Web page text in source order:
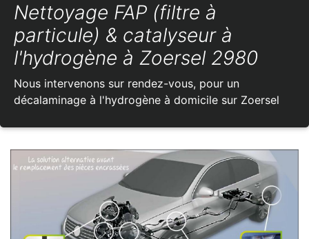
Nettoyage FAP (filtre à
particule) & catalyseur à
l'hydrogène à Zoersel 2980
Nous intervenons sur rendez-vous, pour un
décalaminage à l'hydrogène à domicile sur Zoersel